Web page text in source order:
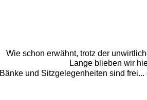
Wie schon erwähnt, trotz der
Lange blieben wir
Bänke und Sitzgelegenheiten sind